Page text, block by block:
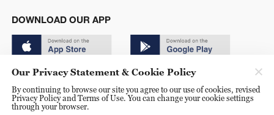
DOWNLOAD OUR APP
© China Radio International.CRI. All Rights Reserved. 16A
Our Privacy Statement & Cookie Policy
By continuing to browse our site you agree to our use of cookies, revised
Privacy Policy and Terms of Use. You can change your cookie settings
through your browser.